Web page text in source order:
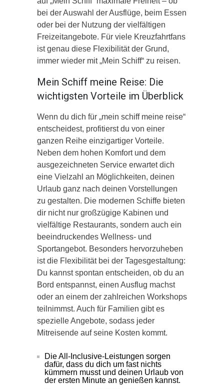
bei der Auswahl der Ausflüge, beim Essen
oder bei der Nutzung der vielfältigen
Freizeitangebote. Für viele Kreuzfahrtfans
ist genau diese Flexibilität der Grund,
immer wieder mit „Mein Schiff“ zu reisen.
Mein Schiff meine Reise: Die
wichtigsten Vorteile im Überblick
Wenn du dich für „mein schiff meine reise“
entscheidest, profitierst du von einer
ganzen Reihe einzigartiger Vorteile.
Neben dem hohen Komfort und dem
ausgezeichneten Service erwartet dich
eine Vielzahl an Möglichkeiten, deinen
Urlaub ganz nach deinen Vorstellungen
zu gestalten. Die modernen Schiffe bieten
dir nicht nur großzügige Kabinen und
vielfältige Restaurants, sondern auch ein
beeindruckendes Wellness- und
Sportangebot. Besonders hervorzuheben
ist die Flexibilität bei der Tagesgestaltung:
Du kannst spontan entscheiden, ob du an
Bord entspannst, einen Ausflug machst
oder an einem der zahlreichen Workshops
teilnimmst. Auch für Familien gibt es
spezielle Angebote, sodass jeder
Mitreisende auf seine Kosten kommt.
Die All-Inclusive-Leistungen sorgen
dafür, dass du dich um fast nichts
kümmern musst und deinen Urlaub von
der ersten Minute an genießen kannst.